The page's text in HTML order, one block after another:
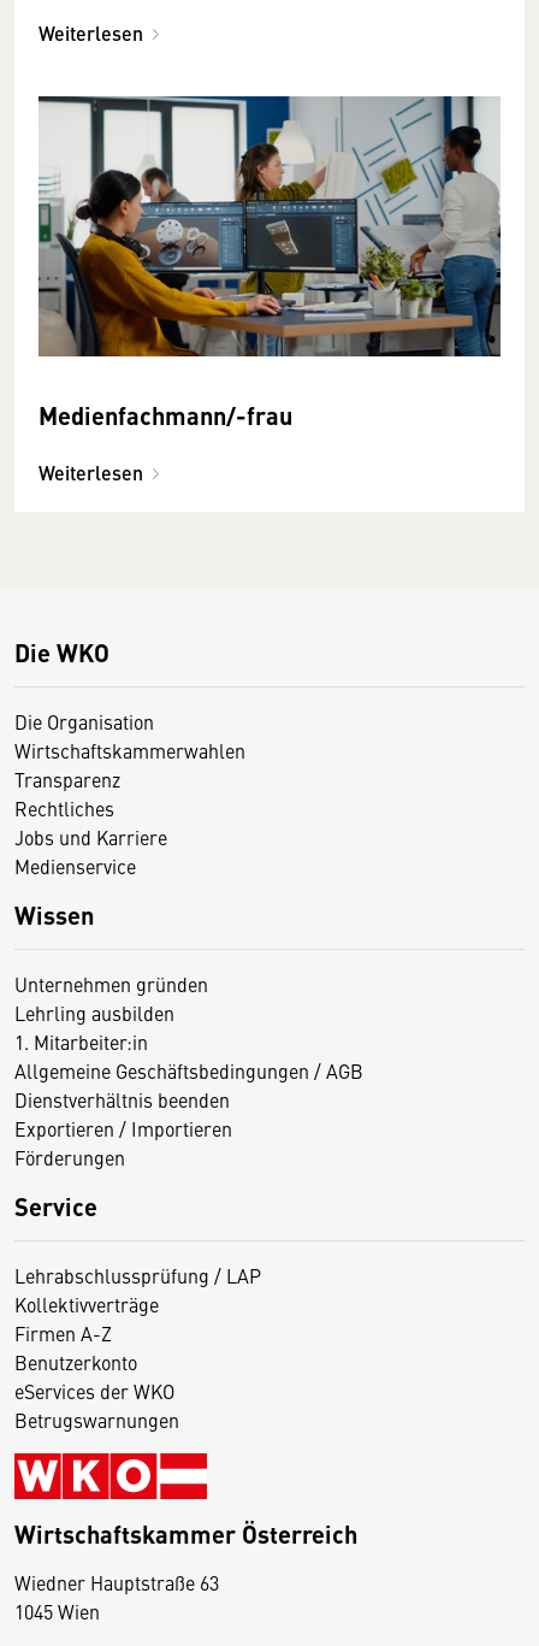
Weiterlesen
Medienfachmann/-frau
Weiterlesen
Die WKO
Die Organisation
Wirtschaftskammerwahlen
Transparenz
Rechtliches
Jobs und Karriere
Medienservice
Wissen
Unternehmen gründen
Lehrling ausbilden
1. Mitarbeiter:in
Allgemeine Geschäftsbedingungen / AGB
Dienstverhältnis beenden
Exportieren / Importieren
Förderungen
Service
Lehrabschlussprüfung / LAP
Kollektivverträge
Firmen A-Z
Benutzerkonto
eServices der WKO
Betrugswarnungen
Wirtschaftskammer Österreich
Wiedner Hauptstraße 63
1045 Wien
D